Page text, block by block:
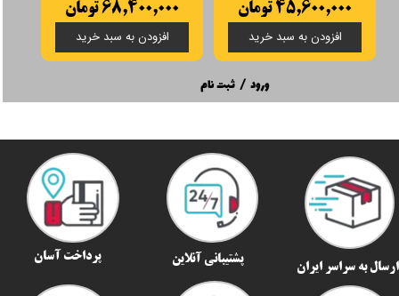
۶۸,۴۰۰,۰۰۰ تومان
افزودن به سبد خرید
۴۵,۶۰۰,۰۰۰ تومان
افزودن به سبد خرید
ورود / ثبت نام
ارسال به سراسر ایران​​​​​​​
پشتیبانی آنلاین پرداخت آسان